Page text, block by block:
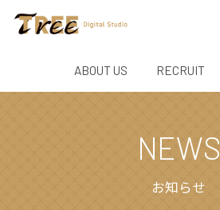
ABOUT US RECRUIT
NEWS
お知らせ